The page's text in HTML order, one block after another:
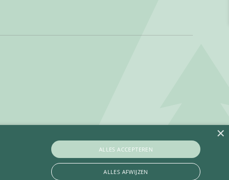
Algemene voorwaarden
Betaalinformatie
×
ALLES ACCEPTEREN
ALLES AFWIJZEN